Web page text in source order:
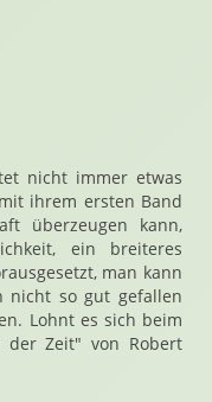
nicht immer etwas
ihrem ersten Band
überzeugen kann,
ein breiteres
man kann
nicht so gut gefallen
Lohnt es sich beim
der Zeit" von Robert